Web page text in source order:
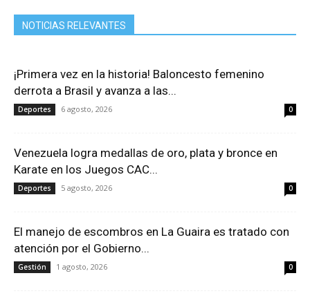
NOTICIAS RELEVANTES
¡Primera vez en la historia! Baloncesto femenino
derrota a Brasil y avanza a las...
Deportes 6 agosto, 2026 0
Venezuela logra medallas de oro, plata y bronce en
Karate en los Juegos CAC...
Deportes 5 agosto, 2026 0
El manejo de escombros en La Guaira es tratado con
atención por el Gobierno...
Gestión 1 agosto, 2026 0